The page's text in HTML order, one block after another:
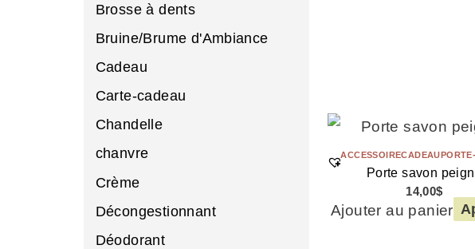
Brosse à dents
Bruine/Brume d'Ambiance
Cadeau
Carte-cadeau
Chandelle
chanvre
Crème
Décongestionnant
Déodorant
ACCESSOIRECADEAU
Porte savon
14,00$
Ajouter au panier